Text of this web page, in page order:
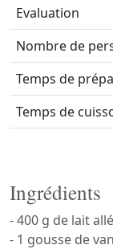
Evaluation
Nombre de
Temps de
Temps de
Ingrédients
- 400 g de lait
- 1 gousse de